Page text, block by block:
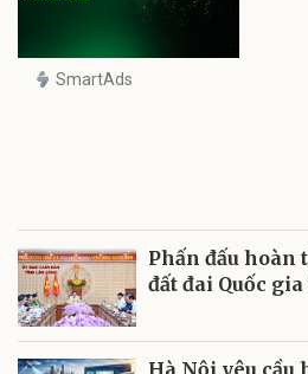
SmartAds
Phấn đấu hoàn
đất đai Quốc